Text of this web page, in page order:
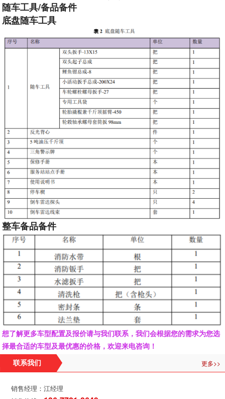
随车工具/备品备件
底盘随车工具
整车备品备件
想了解更多车型配置及报价请与我们联系，我们会根据您的需求为您选
择最合适的车型及最优惠的价格，欢迎来电咨询！
联系我们 更多>>
销售经理：江经理